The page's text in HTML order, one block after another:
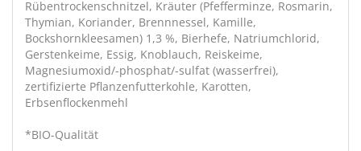
Rübentrockenschnitzel, Kräuter (Pfefferminze, Rosmarin,
Thymian, Koriander, Brennnessel, Kamille,
Bockshornkleesamen) 1,3 %, Bierhefe, Natriumchlorid,
Gerstenkeime, Essig, Knoblauch, Reiskeime,
Magnesiumoxid/-phosphat/-sulfat (wasserfrei),
zertifizierte Pflanzenfutterkohle, Karotten,
Erbsenflockenmehl
*BIO-Qualität